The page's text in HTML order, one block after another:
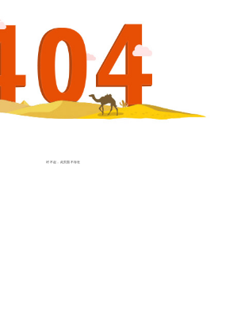
对不起，此页面不存在